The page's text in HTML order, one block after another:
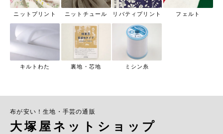
ニットプリント ニットチュール リバティプリント フェルト
キルトわた 裏地・芯地 ミシン糸
布が安い！生地・手芸の通販
大塚屋ネットショップ